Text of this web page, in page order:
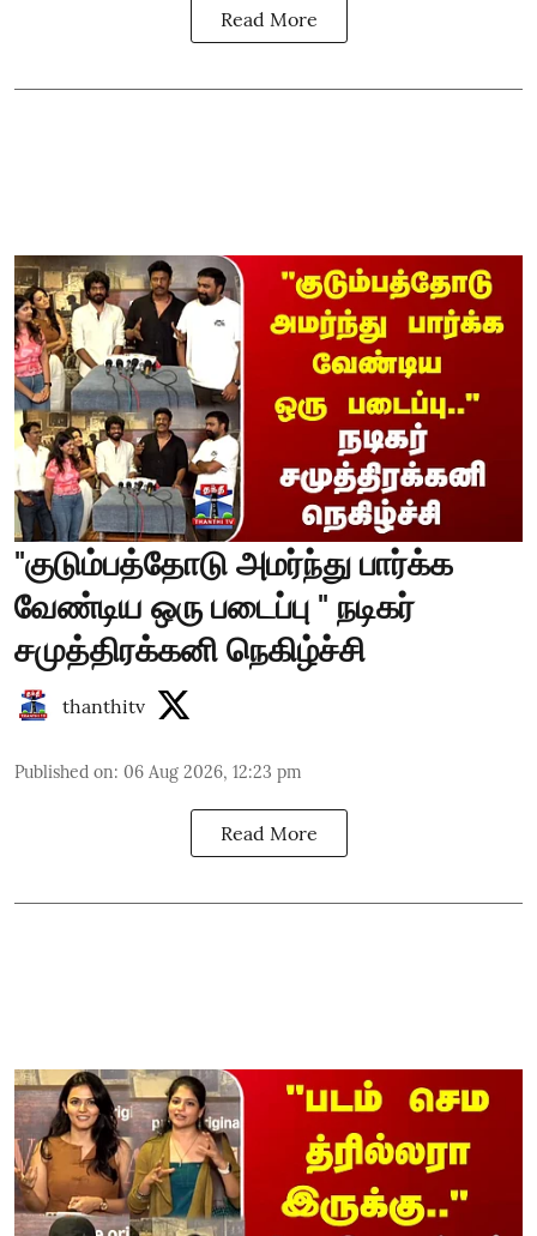
Read More
"குடும்பத்தோடு அமர்ந்து பார்க்க
வேண்டிய ஒரு படைப்பு " நடிகர்
சமுத்திரக்கனி நெகிழ்ச்சி
thanthitv
Published on: 06 Aug 2026, 12:23 pm
Read More